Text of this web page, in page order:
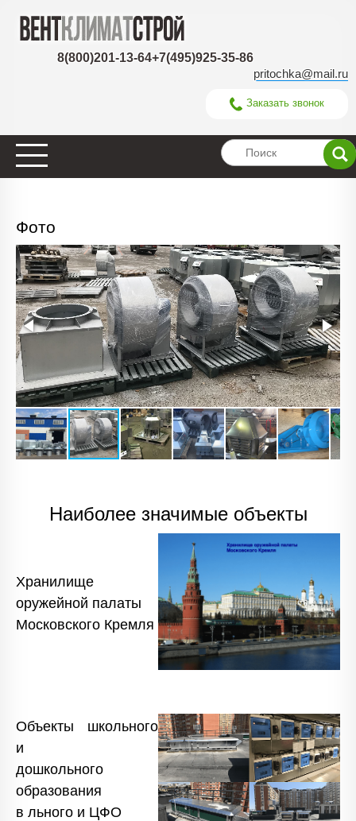
pritochka@mail.ru
+7(495)925-35-86
8(800)201-13-64
Заказать звонок
Фото
Наиболее значимые объекты
Хранилище
оружейной палаты
Московского Кремля
Объекты школьного
и
дошкольного
образования
в льного и ЦФО